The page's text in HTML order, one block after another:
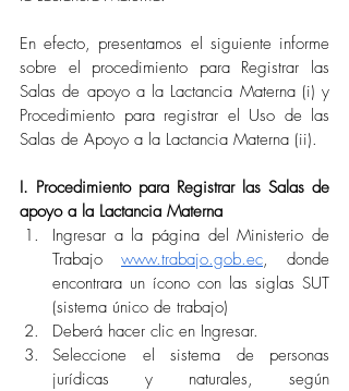
En efecto, presentamos el siguiente informe
sobre el procedimiento para Registrar las
Salas de apoyo a la Lactancia Materna (i) y
Procedimiento para registrar el Uso de las
Salas de Apoyo a la Lactancia Materna (ii).
I. Procedimiento para Registrar las Salas de
apoyo a la Lactancia Materna
Ingresar a la página del Ministerio de
Trabajo www.trabajo.gob.ec, donde
encontrara un ícono con las siglas SUT
(sistema único de trabajo)
Deberá hacer clic en Ingresar.
Seleccione el sistema de personas
jurídicas y naturales, según